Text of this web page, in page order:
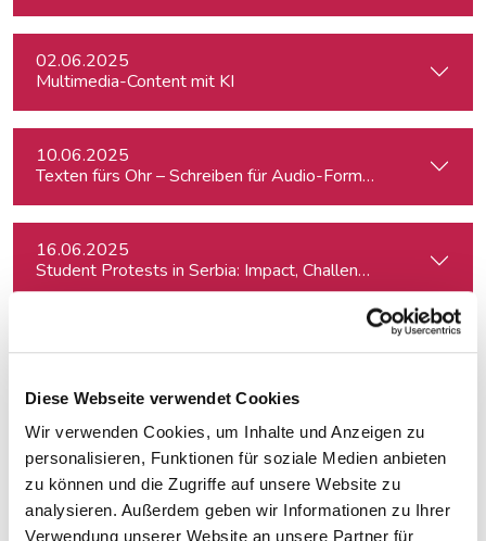
Diese Webseite verwendet Cookies
Wir verwenden Cookies, um Inhalte und Anzeigen zu
personalisieren, Funktionen für soziale Medien anbieten
zu können und die Zugriffe auf unsere Website zu
analysieren. Außerdem geben wir Informationen zu Ihrer
Verwendung unserer Website an unsere Partner für
02.06.2025
Multimedia-Content mit KI
10.06.2025
Texten fürs Ohr – Schreiben für Audio-Formate
16.06.2025
Student Protests in Serbia: Impact, Challenges, and
24.06.2025
Schreiben mit KI: effizienter, kreativer, schneller
25.06.2025